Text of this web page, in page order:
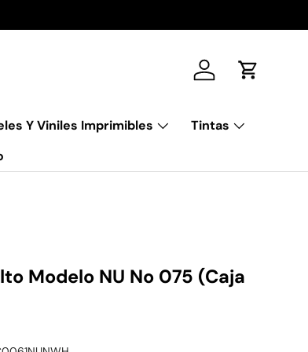
Iniciar sesión
Carrito
Y Viniles Imprimibles
Tintas
Modelo NU No 075 (Caja